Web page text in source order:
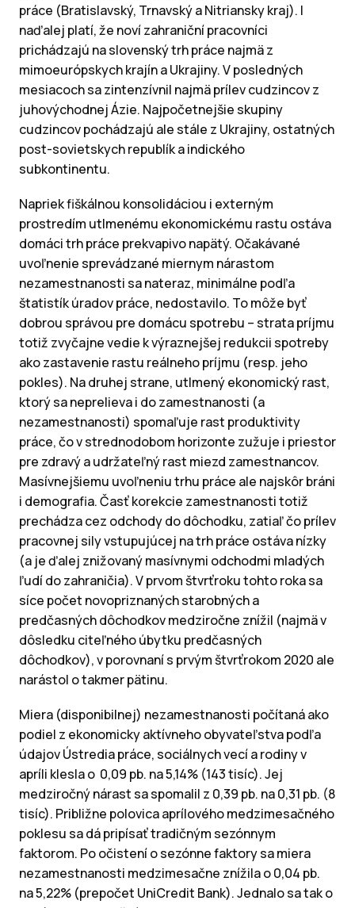
práce (Bratislavský, Trnavský a Nitriansky kraj). I
naďalej platí, že noví zahraniční pracovníci
prichádzajú na slovenský trh práce najmä z
mimoeurópskych krajín a Ukrajiny. V posledných
mesiacoch sa zintenzívnil najmä prílev cudzincov z
juhovýchodnej Ázie. Najpočetnejšie skupiny
cudzincov pochádzajú ale stále z Ukrajiny, ostatných
post-sovietskych republík a indického
subkontinentu.
Napriek fiškálnou konsolidáciou i externým
prostredím utlmenému ekonomickému rastu ostáva
domáci trh práce prekvapivo napätý. Očakávané
uvoľnenie sprevádzané miernym nárastom
nezamestnanosti sa nateraz, minimálne podľa
štatistík úradov práce, nedostavilo. To môže byť
dobrou správou pre domácu spotrebu – strata príjmu
totiž zvyčajne vedie k výraznejšej redukcii spotreby
ako zastavenie rastu reálneho príjmu (resp. jeho
pokles). Na druhej strane, utlmený ekonomický rast,
ktorý sa neprelieva i do zamestnanosti (a
nezamestnanosti) spomaľuje rast produktivity
práce, čo v strednodobom horizonte zužuje i priestor
pre zdravý a udržateľný rast miezd zamestnancov.
Masívnejšiemu uvoľneniu trhu práce ale najskôr bráni
i demografia. Časť korekcie zamestnanosti totiž
prechádza cez odchody do dôchodku, zatiaľ čo prílev
pracovnej sily vstupujúcej na trh práce ostáva nízky
(a je ďalej znižovaný masívnymi odchodmi mladých
ľudí do zahraničia). V prvom štvrťroku tohto roka sa
síce počet novopriznaných starobných a
predčasných dôchodkov medziročne znížil (najmä v
dôsledku citeľného úbytku predčasných
dôchodkov), v porovnaní s prvým štvrťrokom 2020 ale
narástol o takmer pätinu.
Miera (disponibilnej) nezamestnanosti počítaná ako
podiel z ekonomicky aktívneho obyvateľstva podľa
údajov Ústredia práce, sociálnych vecí a rodiny v
apríli klesla o 0,09 pb. na 5,14% (143 tisíc). Jej
medziročný nárast sa spomalil z 0,39 pb. na 0,31 pb. (8
tisíc). Približne polovica aprílového medzimesačného
poklesu sa dá pripísať tradičným sezónnym
faktorom. Po očistení o sezónne faktory sa miera
nezamestnanosti medzimesačne znížila o 0,04 pb.
na 5,22% (prepočet UniCredit Bank). Jednalo sa tak o